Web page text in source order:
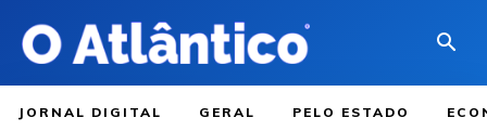
JORNAL DIGITAL GERAL PELO ESTADO